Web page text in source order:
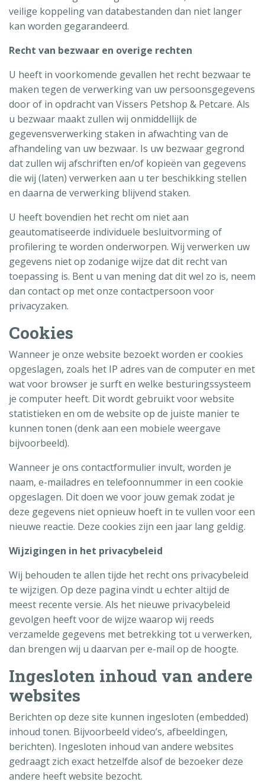
veilige koppeling van databestanden dan niet langer
kan worden gegarandeerd.
Recht van bezwaar en overige rechten
U heeft in voorkomende gevallen het recht bezwaar te
maken tegen de verwerking van uw persoonsgegevens
door of in opdracht van Vissers Petshop & Petcare. Als
u bezwaar maakt zullen wij onmiddellijk de
gegevensverwerking staken in afwachting van de
afhandeling van uw bezwaar. Is uw bezwaar gegrond
dat zullen wij afschriften en/of kopieën van gegevens
die wij (laten) verwerken aan u ter beschikking stellen
en daarna de verwerking blijvend staken.
U heeft bovendien het recht om niet aan
geautomatiseerde individuele besluitvorming of
profilering te worden onderworpen. Wij verwerken uw
gegevens niet op zodanige wijze dat dit recht van
toepassing is. Bent u van mening dat dit wel zo is, neem
dan contact op met onze contactpersoon voor
privacyzaken.
Cookies
Wanneer je onze website bezoekt worden er cookies
opgeslagen, zoals het IP adres van de computer en met
wat voor browser je surft en welke besturingssysteem
je computer heeft. Dit wordt gebruikt voor website
statistieken en om de website op de juiste manier te
kunnen tonen (denk aan een mobiele weergave
bijvoorbeeld).
Wanneer je ons contactformulier invult, worden je
naam, e-mailadres en telefoonnummer in een cookie
opgeslagen. Dit doen we voor jouw gemak zodat je
deze gegevens niet opnieuw hoeft in te vullen voor een
nieuwe reactie. Deze cookies zijn een jaar lang geldig.
Wijzigingen in het privacybeleid
Wij behouden te allen tijde het recht ons privacybeleid
te wijzigen. Op deze pagina vindt u echter altijd de
meest recente versie. Als het nieuwe privacybeleid
gevolgen heeft voor de wijze waarop wij reeds
verzamelde gegevens met betrekking tot u verwerken,
dan brengen wij u daarvan per e-mail op de hoogte.
Ingesloten inhoud van andere
websites
Berichten op deze site kunnen ingesloten (embedded)
inhoud tonen. Bijvoorbeeld video’s, afbeeldingen,
berichten). Ingesloten inhoud van andere websites
gedraagt zich exact hetzelfde alsof de bezoeker deze
andere heeft website bezocht.